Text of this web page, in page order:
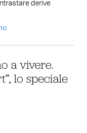
derive
a vivere.
lo speciale